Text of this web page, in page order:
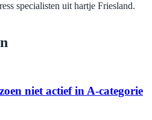
specialisten uit hartje Friesland.
niet actief in A-categorie